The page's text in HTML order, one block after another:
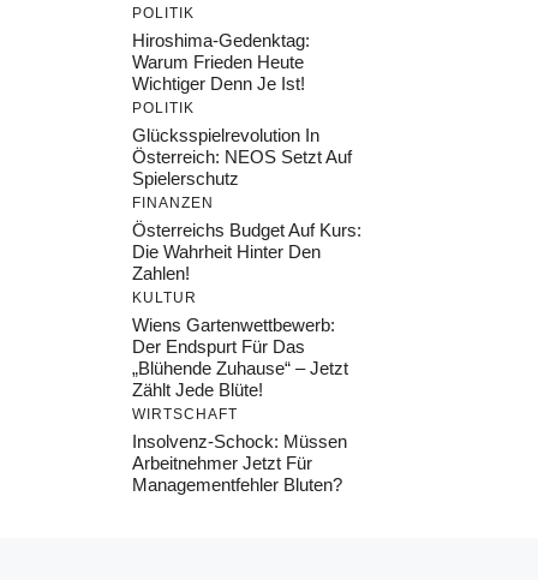
POLITIK
Hiroshima-Gedenktag:
Warum Frieden Heute
Wichtiger Denn Je Ist!
POLITIK
Glücksspielrevolution In
Österreich: NEOS Setzt Auf
Spielerschutz
FINANZEN
Österreichs Budget Auf Kurs:
Die Wahrheit Hinter Den
Zahlen!
KULTUR
Wiens Gartenwettbewerb:
Der Endspurt Für Das
„Blühende Zuhause“ – Jetzt
Zählt Jede Blüte!
WIRTSCHAFT
Insolvenz-Schock: Müssen
Arbeitnehmer Jetzt Für
Managementfehler Bluten?